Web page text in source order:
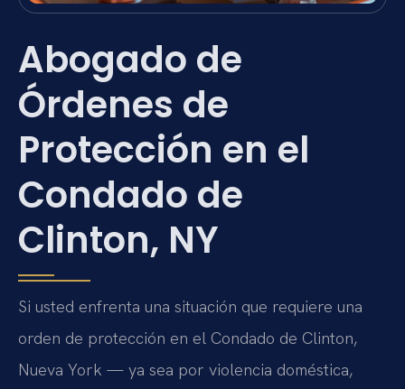
Abogado de
Órdenes de
Protección en el
Condado de
Clinton, NY
Si usted enfrenta una situación que requiere una
orden de protección en el Condado de Clinton,
Nueva York — ya sea por violencia doméstica,